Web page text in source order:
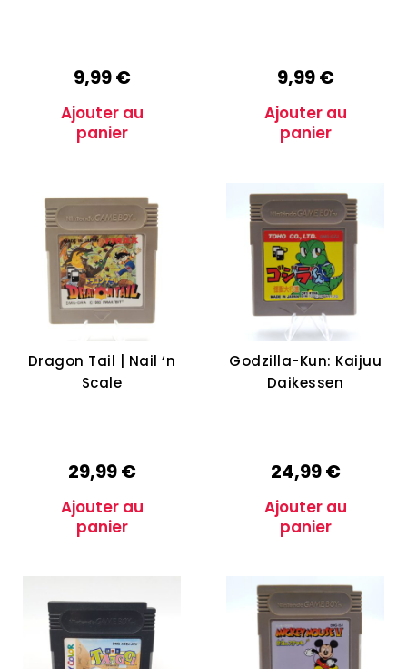
9,99€
Ajouter au
panier
9,99€
Ajouter au
panier
Dragon Tail | Nail ‘n
Scale
29,99€
Ajouter au
panier
Godzilla-Kun: Kaijuu
Daikessen
24,99€
Ajouter au
panier